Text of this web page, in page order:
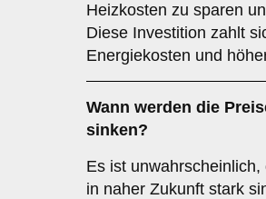
Heizkosten zu sparen
Diese Investition zahlt
Energiekosten und
Wann werden die
sinken?
Es ist
in naher Zukunft stark